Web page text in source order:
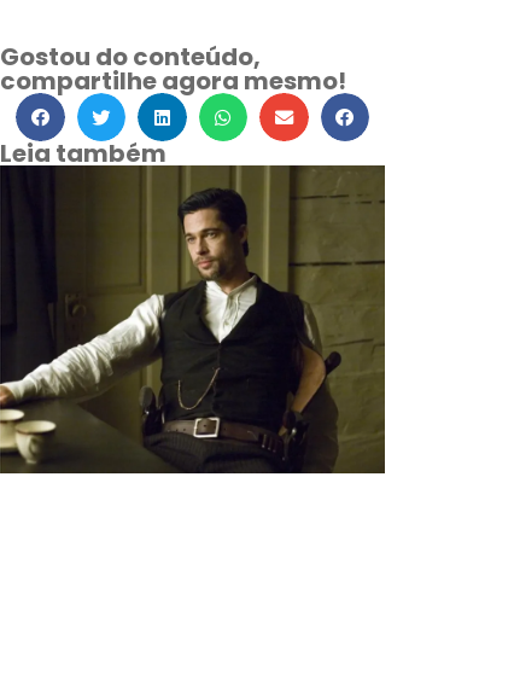
Gostou do conteúdo,
compartilhe agora mesmo!
Leia também